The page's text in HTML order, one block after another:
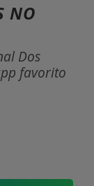
NO
Dos
favorito